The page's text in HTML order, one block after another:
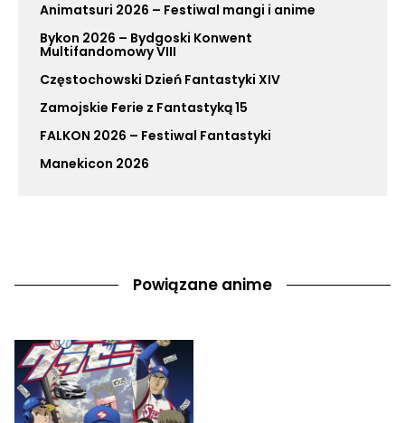
Animatsuri 2026 – Festiwal mangi i anime
Bykon 2026 – Bydgoski Konwent
Multifandomowy VIII
Częstochowski Dzień Fantastyki XIV
Zamojskie Ferie z Fantastyką 15
FALKON 2026 – Festiwal Fantastyki
Manekicon 2026
Powiązane anime